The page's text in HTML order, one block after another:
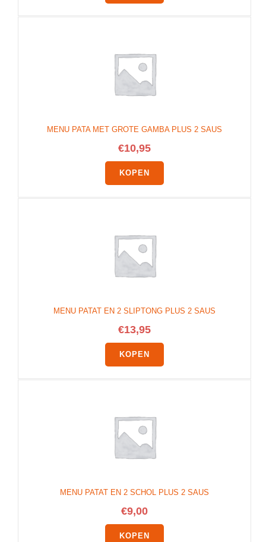
MENU PATA MET GROTE GAMBA PLUS 2 SAUS
€10,95
KOPEN
MENU PATAT EN 2 SLIPTONG PLUS 2 SAUS
€13,95
KOPEN
MENU PATAT EN 2 SCHOL PLUS 2 SAUS
€9,00
KOPEN